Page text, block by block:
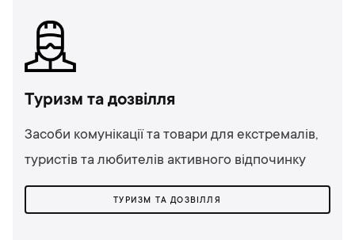
Туризм та дозвілля
Засоби комунікації та товари для екстремалів,
туристів та любителів активного відпочинку
ТУРИЗМ ТА ДОЗВІЛЛЯ